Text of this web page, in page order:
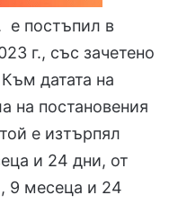
постъпил в
г., със зачетено
датата на
на постановения
е изтърпял
и 24 дни, от
9 месеца и 24